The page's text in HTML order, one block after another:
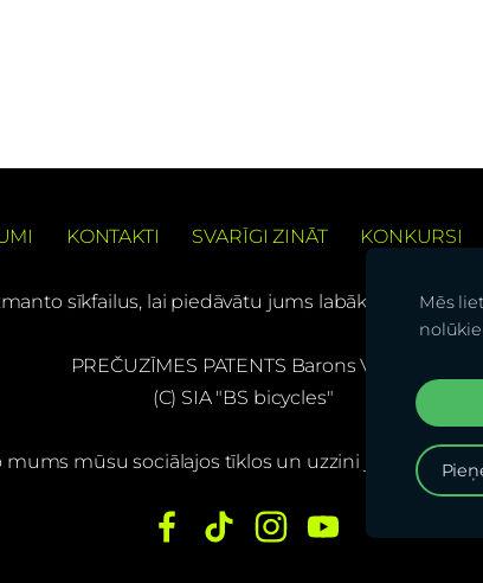
KONTAKTI SVARĪGI ZINĀT KONKURSI
sīkfailus, lai piedāvātu jums labāku
PREČUZĪMES PATENTS Barons Velo®
(C) SIA "BS bicycles"
mums mūsu sociālajos tīklos un uzzini jaunumus
Mēs